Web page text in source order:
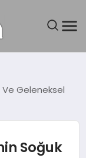
Ve Geleneksel
Soğuk